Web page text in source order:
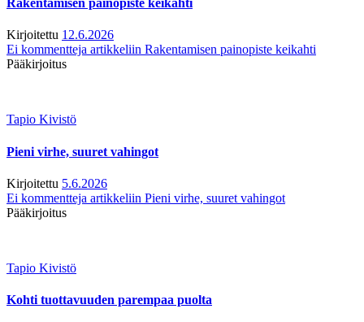
Rakentamisen painopiste keikahti
Kirjoitettu 12.6.2026
Ei kommentteja artikkeliin Rakentamisen painopiste keikahti
Pääkirjoitus
Tapio Kivistö
Pieni virhe, suuret vahingot
Kirjoitettu 5.6.2026
Ei kommentteja artikkeliin Pieni virhe, suuret vahingot
Pääkirjoitus
Tapio Kivistö
Kohti tuottavuuden parempaa puolta